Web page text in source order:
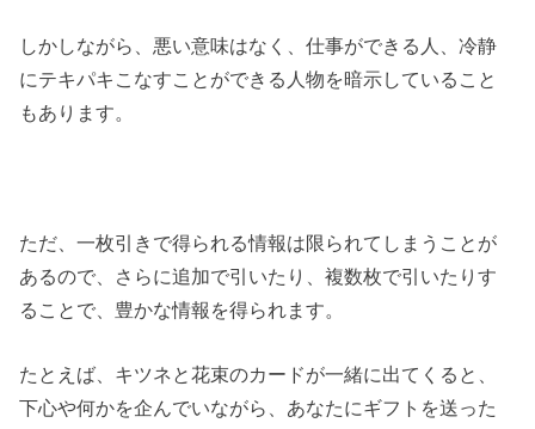
しかしながら、悪い意味はなく、仕事ができる人、冷静
にテキパキこなすことができる人物を暗示していること
もあります。
ただ、一枚引きで得られる情報は限られてしまうことが
あるので、さらに追加で引いたり、複数枚で引いたりす
ることで、豊かな情報を得られます。
たとえば、キツネと花束のカードが一緒に出てくると、
下心や何かを企んでいながら、あなたにギフトを送った